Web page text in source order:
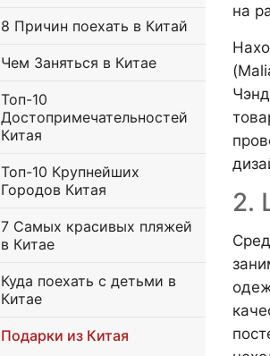
на
2.
8 Причин поехать в Китай
Чем Заняться в Китае
Топ-10
Достопримечательностей
Китая
Топ-10 Крупнейших
Городов Китая
7 Самых красивых пляжей
в Китае
Куда поехать с детьми в
Китае
Подарки из Китая